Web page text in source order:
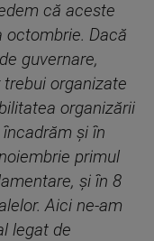
că aceste
octombrie. Dacă
guvernare,
organizate
organizării
şi în
primul
şi în 8
Aici ne-am
legat de